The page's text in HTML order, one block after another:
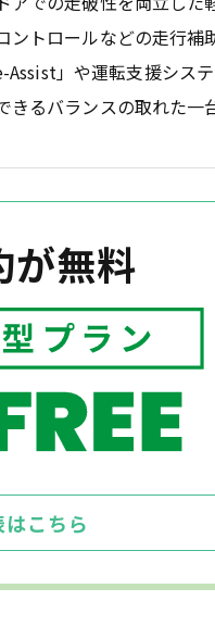
ントロールなどの走行補
」や運転支援シス
るバランスの取れた一
が無料
こちら